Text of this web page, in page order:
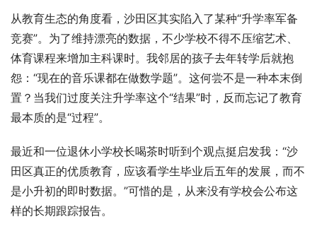
从教育生态的角度看，沙田区其实陷入了某种“升学率军备
竞赛”。为了维持漂亮的数据，不少学校不得不压缩艺术、
体育课程来增加主科课时。我邻居的孩子去年转学后就抱
怨：“现在的音乐课都在做数学题”。这何尝不是一种本末倒
置？当我们过度关注升学率这个“结果”时，反而忘记了教育
最本质的是“过程”。
最近和一位退休小学校长喝茶时听到个观点挺启发我：“沙
田区真正的优质教育，应该看学生毕业后五年的发展，而不
是小升初的即时数据。”可惜的是，从来没有学校会公布这
样的长期跟踪报告。